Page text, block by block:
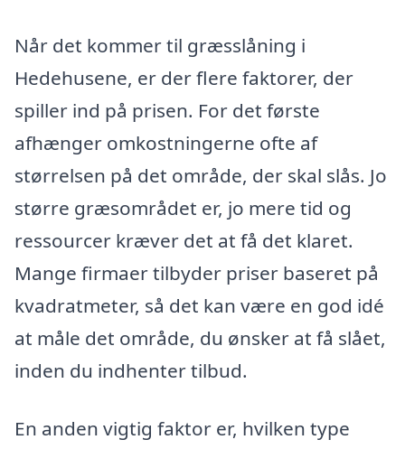
Når det kommer til græsslåning i
Hedehusene, er der flere faktorer, der
spiller ind på prisen. For det første
afhænger omkostningerne ofte af
størrelsen på det område, der skal slås. Jo
større græsområdet er, jo mere tid og
ressourcer kræver det at få det klaret.
Mange firmaer tilbyder priser baseret på
kvadratmeter, så det kan være en god idé
at måle det område, du ønsker at få slået,
inden du indhenter tilbud.
En anden vigtig faktor er, hvilken type